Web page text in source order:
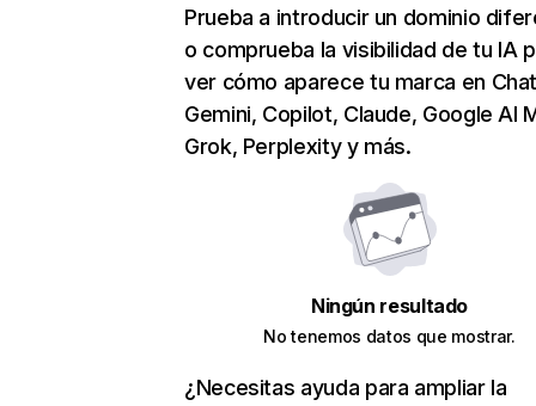
Prueba a introducir un dominio
o comprueba la visibilidad de tu IA
ver cómo aparece tu marca en
Gemini, Copilot, Claude, Google AI
Grok, Perplexity y más.
Ningún resultado
No tenemos datos que mostrar.
¿Necesitas ayuda para ampliar la